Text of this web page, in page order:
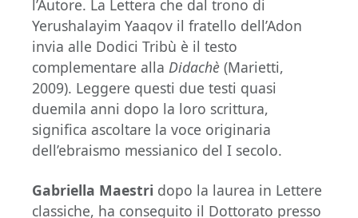
l’Autore. La Lettera che dal trono di
Yerushalayim Yaaqov il fratello dell’Adon
invia alle Dodici Tribù è il testo
complementare alla Didachè (Marietti,
2009). Leggere questi due testi quasi
duemila anni dopo la loro scrittura,
significa ascoltare la voce originaria
dell’ebraismo messianico del I secolo.
Gabriella Maestri dopo la laurea in Lettere
classiche, ha conseguito il Dottorato presso